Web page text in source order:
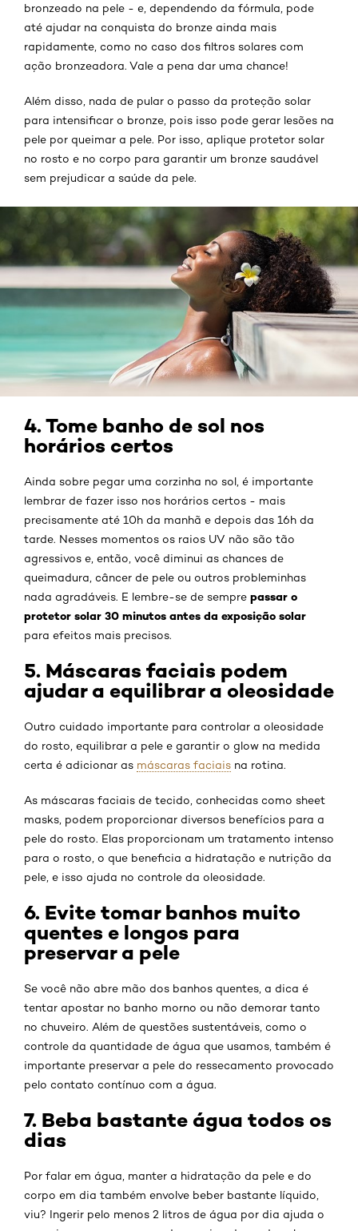
bronzeado na pele - e, dependendo da fórmula, pode
até ajudar na conquista do bronze ainda mais
rapidamente, como no caso dos filtros solares com
ação bronzeadora. Vale a pena dar uma chance!
Além disso, nada de pular o passo da proteção solar
para intensificar o bronze, pois isso pode gerar lesões na
pele por queimar a pele. Por isso, aplique protetor solar
no rosto e no corpo para garantir um bronze saudável
sem prejudicar a saúde da pele.
4. Tome banho de sol nos
horários certos
Ainda sobre pegar uma corzinha no sol, é importante
lembrar de fazer isso nos horários certos - mais
precisamente até 10h da manhã e depois das 16h da
tarde. Nesses momentos os raios UV não são tão
agressivos e, então, você diminui as chances de
queimadura, câncer de pele ou outros probleminhas
nada agradáveis. E lembre-se de sempre passar o
protetor solar 30 minutos antes da exposição solar
para efeitos mais precisos.
5. Máscaras faciais podem
ajudar a equilibrar a oleosidade
Outro cuidado importante para controlar a oleosidade
do rosto, equilibrar a pele e garantir o glow na medida
certa é adicionar as máscaras faciais na rotina.
As máscaras faciais de tecido, conhecidas como sheet
masks, podem proporcionar diversos benefícios para a
pele do rosto. Elas proporcionam um tratamento intenso
para o rosto, o que beneficia a hidratação e nutrição da
pele, e isso ajuda no controle da oleosidade.
6. Evite tomar banhos muito
quentes e longos para
preservar a pele
Se você não abre mão dos banhos quentes, a dica é
tentar apostar no banho morno ou não demorar tanto
no chuveiro. Além de questões sustentáveis, como o
controle da quantidade de água que usamos, também é
importante preservar a pele do ressecamento provocado
pelo contato contínuo com a água.
7. Beba bastante água todos os
dias
Por falar em água, manter a hidratação da pele e do
corpo em dia também envolve beber bastante líquido,
viu? Ingerir pelo menos 2 litros de água por dia ajuda o